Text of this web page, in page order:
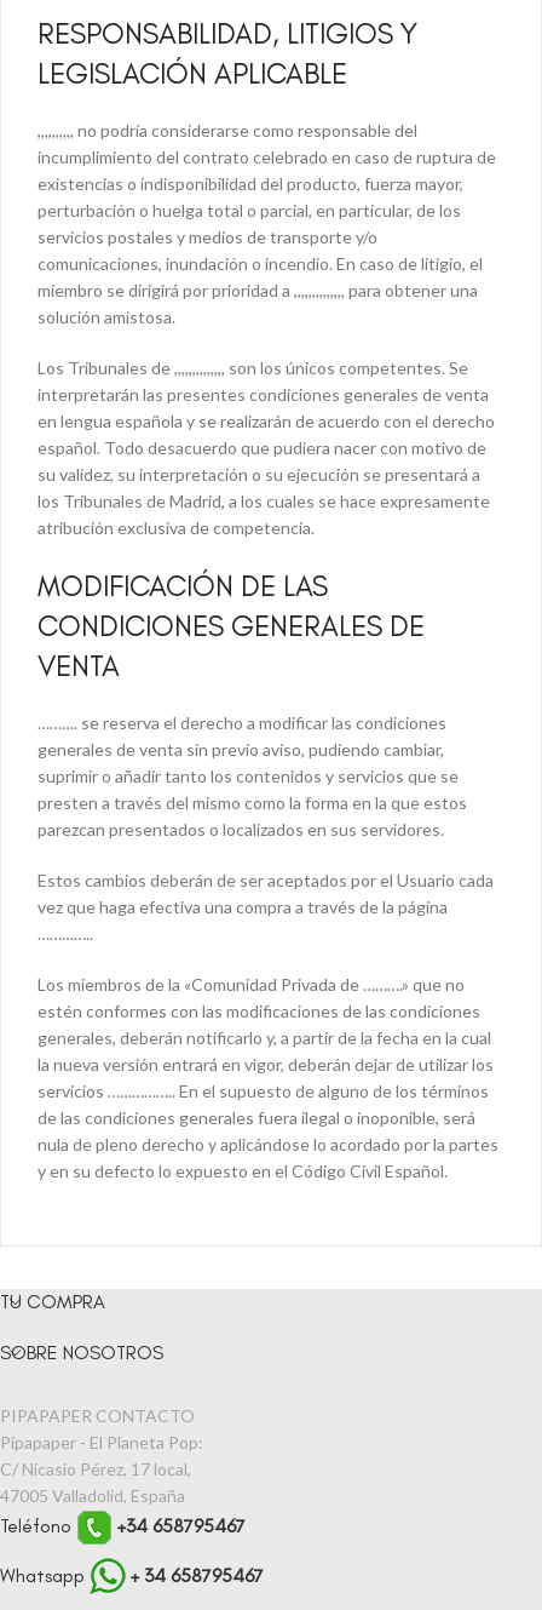
RESPONSABILIDAD, LITIGIOS Y
LEGISLACIÓN APLICABLE
,,,,,,,,,, no podría considerarse como responsable del
incumplimiento del contrato celebrado en caso de ruptura de
existencias o indisponibilidad del producto, fuerza mayor,
perturbación o huelga total o parcial, en particular, de los
servicios postales y medios de transporte y/o
comunicaciones, inundación o incendio. En caso de litigio, el
miembro se dirigirá por prioridad a ,,,,,,,,,,,,,, para obtener una
solución amistosa.
Los Tribunales de ,,,,,,,,,,,,,, son los únicos competentes. Se
interpretarán las presentes condiciones generales de venta
en lengua española y se realizarán de acuerdo con el derecho
español. Todo desacuerdo que pudiera nacer con motivo de
su validez, su interpretación o su ejecución se presentará a
los Tribunales de Madrid, a los cuales se hace expresamente
atribución exclusiva de competencia.
MODIFICACIÓN DE LAS
CONDICIONES GENERALES DE
VENTA
………. se reserva el derecho a modificar las condiciones
generales de venta sin previo aviso, pudiendo cambiar,
suprimir o añadir tanto los contenidos y servicios que se
presten a través del mismo como la forma en la que estos
parezcan presentados o localizados en sus servidores.
Estos cambios deberán de ser aceptados por el Usuario cada
vez que haga efectiva una compra a través de la página
…………..
Los miembros de la «Comunidad Privada de ……….» que no
estén conformes con las modificaciones de las condiciones
generales, deberán notificarlo y, a partir de la fecha en la cual
la nueva versión entrará en vigor, deberán dejar de utilizar los
servicios …………….. En el supuesto de alguno de los términos
de las condiciones generales fuera ilegal o inoponible, será
nula de pleno derecho y aplicándose lo acordado por la partes
y en su defecto lo expuesto en el Código Civil Español.
TU COMPRA
SOBRE NOSOTROS
PIPAPAPER CONTACTO
Pipapaper - El Planeta Pop:
C/ Nicasio Pérez, 17 local,
47005 Valladolid, España
Teléfono +34 658795467
Whatsapp + 34 658795467